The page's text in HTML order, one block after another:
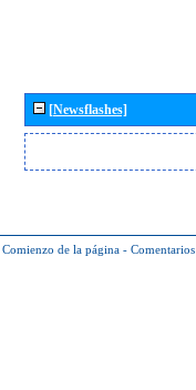
[Newsflashes]
Comienzo de la página - Comentarios